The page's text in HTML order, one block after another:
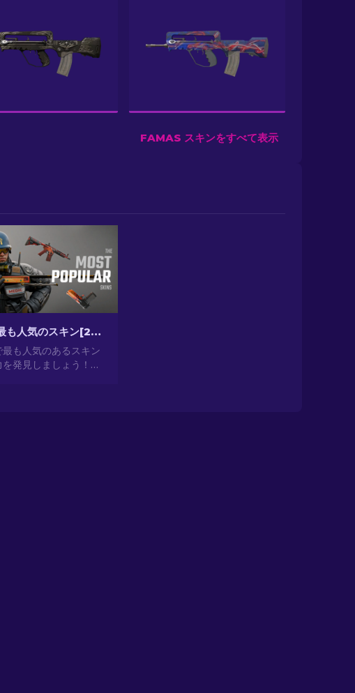
FAMAS スキンをすべて表示
CS2最も人気のスキン[2026]
最も人気のあるスキン
発見しましょう！見